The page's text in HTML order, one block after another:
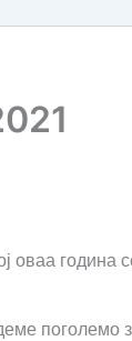
оваа година
поголемо